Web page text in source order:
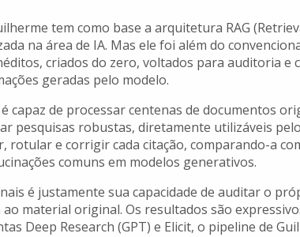
tem como base a arquitetura RAG
na área de IA. Mas ele foi além do
criados do zero, voltados para auditoria e
geradas pelo modelo.
capaz de processar centenas de documentos
pesquisas robustas, diretamente utilizáveis
rotular e corrigir cada citação, comparando-a
comuns em modelos generativos.
é justamente sua capacidade de auditar o
material original. Os resultados são
Deep Research (GPT) e Elicit, o pipeline de